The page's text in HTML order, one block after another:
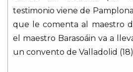
testimonio viene de
que le comenta al maestro
el maestro Barasoáin va a
un convento de Valladolid